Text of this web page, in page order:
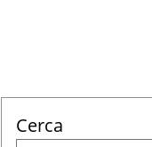
Cerca